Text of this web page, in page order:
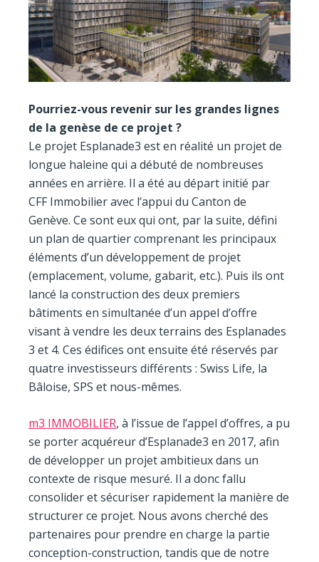
Pourriez-vous revenir sur les grandes lignes
de la genèse de ce projet ?
Le projet Esplanade3 est en réalité un projet de
longue haleine qui a débuté de nombreuses
années en arrière. Il a été au départ initié par
CFF Immobilier avec l’appui du Canton de
Genève. Ce sont eux qui ont, par la suite, défini
un plan de quartier comprenant les principaux
éléments d’un développement de projet
(emplacement, volume, gabarit, etc.). Puis ils ont
lancé la construction des deux premiers
bâtiments en simultanée d’un appel d’offre
visant à vendre les deux terrains des Esplanades
3 et 4. Ces édifices ont ensuite été réservés par
quatre investisseurs différents : Swiss Life, la
Bâloise, SPS et nous-mêmes.
m3 IMMOBILIER, à l’issue de l’appel d’offres, a pu
se porter acquéreur d’Esplanade3 en 2017, afin
de développer un projet ambitieux dans un
contexte de risque mesuré. Il a donc fallu
consolider et sécuriser rapidement la manière de
structurer ce projet. Nous avons cherché des
partenaires pour prendre en charge la partie
conception-construction, tandis que de notre